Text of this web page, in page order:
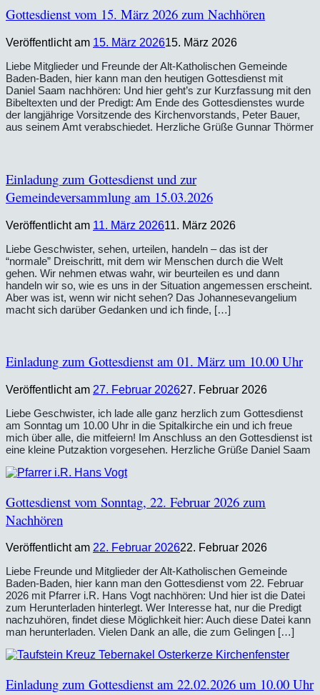
Gottesdienst vom 15. März 2026 zum Nachhören
Veröffentlicht am 15. März 202615. März 2026
Liebe Mitglieder und Freunde der Alt-Katholischen Gemeinde
Baden-Baden, hier kann man den heutigen Gottesdienst mit
Daniel Saam nachhören: Und hier geht’s zur Kurzfassung mit den
Bibeltexten und der Predigt: Am Ende des Gottesdienstes wurde
der langjährige Vorsitzende des Kirchenvorstands, Peter Bauer,
aus seinem Amt verabschiedet. Herzliche Grüße Gunnar Thörmer
Einladung zum Gottesdienst und zur
Gemeindeversammlung am 15.03.2026
Veröffentlicht am 11. März 202611. März 2026
Liebe Geschwister, sehen, urteilen, handeln – das ist der
“normale” Dreischritt, mit dem wir Menschen durch die Welt
gehen. Wir nehmen etwas wahr, wir beurteilen es und dann
handeln wir so, wie es uns in der Situation angemessen erscheint.
Aber was ist, wenn wir nicht sehen? Das Johannesevangelium
macht sich darüber Gedanken und ich finde, […]
Einladung zum Gottesdienst am 01. März um 10.00 Uhr
Veröffentlicht am 27. Februar 202627. Februar 2026
Liebe Geschwister, ich lade alle ganz herzlich zum Gottesdienst
am Sonntag um 10.00 Uhr in die Spitalkirche ein und ich freue
mich über alle, die mitfeiern! Im Anschluss an den Gottesdienst ist
eine kleine Putzaktion vorgesehen. Herzliche Grüße Daniel Saam
Gottesdienst vom Sonntag, 22. Februar 2026 zum
Nachhören
Veröffentlicht am 22. Februar 202622. Februar 2026
Liebe Freunde und Mitglieder der Alt-Katholischen Gemeinde
Baden-Baden, hier kann man den Gottesdienst vom 22. Februar
2026 mit Pfarrer i.R. Hans Vogt nachhören: Und hier ist die Datei
zum Herunterladen hinterlegt. Wer Interesse hat, nur die Predigt
nachzuhören, findet diese Möglichkeit hier: Auch diese Datei kann
man herunterladen. Vielen Dank an alle, die zum Gelingen […]
Einladung zum Gottesdienst am 22.02.2026 um 10.00 Uhr